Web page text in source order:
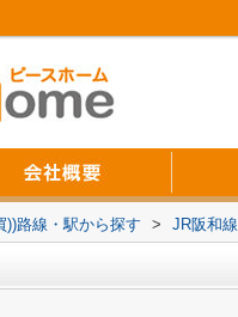
))路線・駅から探す > JR阪和線